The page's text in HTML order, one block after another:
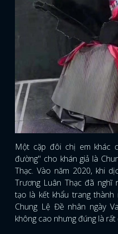
Một cặp đôi chị em khác
đường" cho khán giả là
Thạc. Vào năm 2020, khi
Trương Luân Thạc đã nghĩ
tạo là kết khẩu trang
Chung Lệ Đề nhân ngày
không cao nhưng đúng là rất